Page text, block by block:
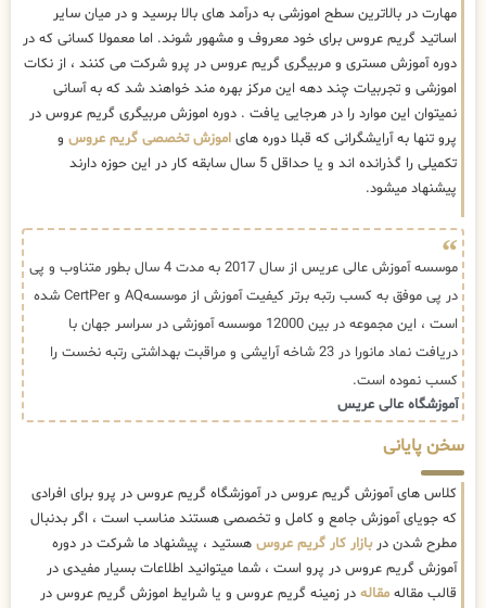
مهارت در بالاترین سطح اموزشی به درآمد های بالا برسید و در میان سایر
اساتید گریم عروس برای خود معروف و مشهور شوند. اما معمولا کسانی که در
دوره آموزش مستری و مربیگری گریم عروس در پرو شرکت می کنند ، از نکات
اموزشی و تجربیات چند دهه این مرکز بهره مند خواهند شد که به آسانی
نمیتوان این موارد را در هرجایی یافت . دوره اموزش مربیگری گریم عروس در
پرو تنها به آرایشگرانی که قبلا دوره های اموزش تخصصی گریم عروس و
تکمیلی را گذرانده اند و یا حداقل 5 سال سابقه کار در این حوزه دارند
پیشنهاد میشود.
موسسه آموزش عالی عریس از سال 2017 به مدت 4 سال بطور متناوب و پی
در پی موفق به کسب رتبه برتر کیفیت آموزش از موسسهAQ و CertPer شده
است ، این مجموعه در بین 12000 موسسه آموزشی در سراسر جهان با
دریافت نماد مانورا در 23 شاخه آرایشی و مراقبت بهداشتی رتبه نخست را
کسب نموده است.
آموزشگاه عالی عریس
سخن پایانی
کلاس های آموزش گریم عروس در آموزشگاه گریم عروس در پرو برای افرادی
که جویای آموزش جامع و کامل و تخصصی هستند مناسب است ، اگر بدنبال
مطرح شدن دربازار کار گریم عروس هستید ، پیشنهاد ما شرکت در دوره
آموزش گریم عروس در پرو است ، شما میتوانید اطلاعات بسیار مفیدی در
قالب مقاله مقاله در زمینه گریم عروس و یا شرایط اموزش گریم عروس در